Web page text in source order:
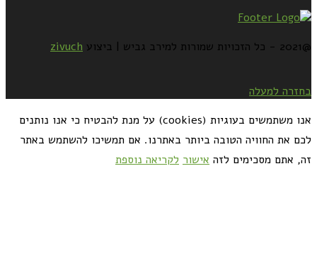
@2021 - כל הזכויות שמורות למירב גביש | ביצוע zivuch
בחזרה למעלה
אנו משתמשים בעוגיות (cookies) על מנת להבטיח כי אנו נותנים
לכם את החוויה הטובה ביותר באתרנו. אם תמשיכו להשתמש באתר
זה, אתם מסכימים לזה אישור לקריאה נוספת